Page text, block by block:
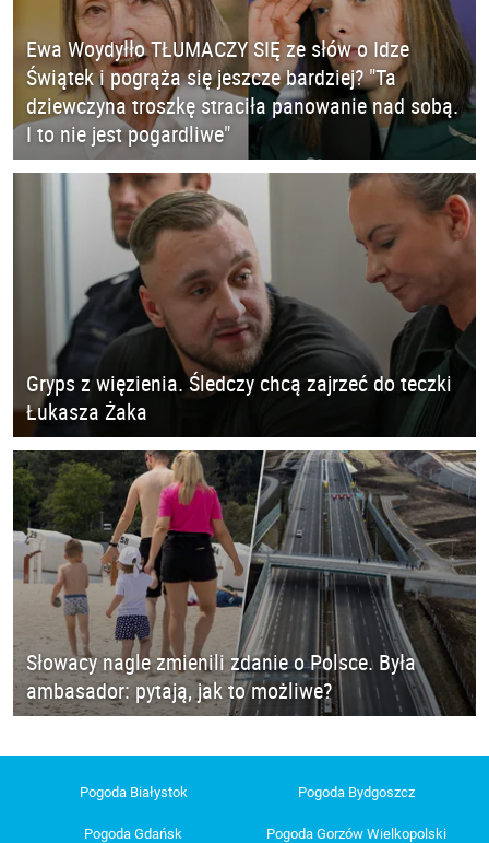
Ewa Woydyłło TŁUMACZY SIĘ ze słów o Idze
Świątek i pogrąża się jeszcze bardziej? "Ta
dziewczyna troszkę straciła panowanie nad sobą.
I to nie jest pogardliwe"
Gryps z więzienia. Śledczy chcą zajrzeć do teczki
Łukasza Żaka
Słowacy nagle zmienili zdanie o Polsce. Była
ambasador: pytają, jak to możliwe?
Pogoda Białystok Pogoda Bydgoszcz
Pogoda Gdańsk
Pogoda Gorzów Wielkopolski